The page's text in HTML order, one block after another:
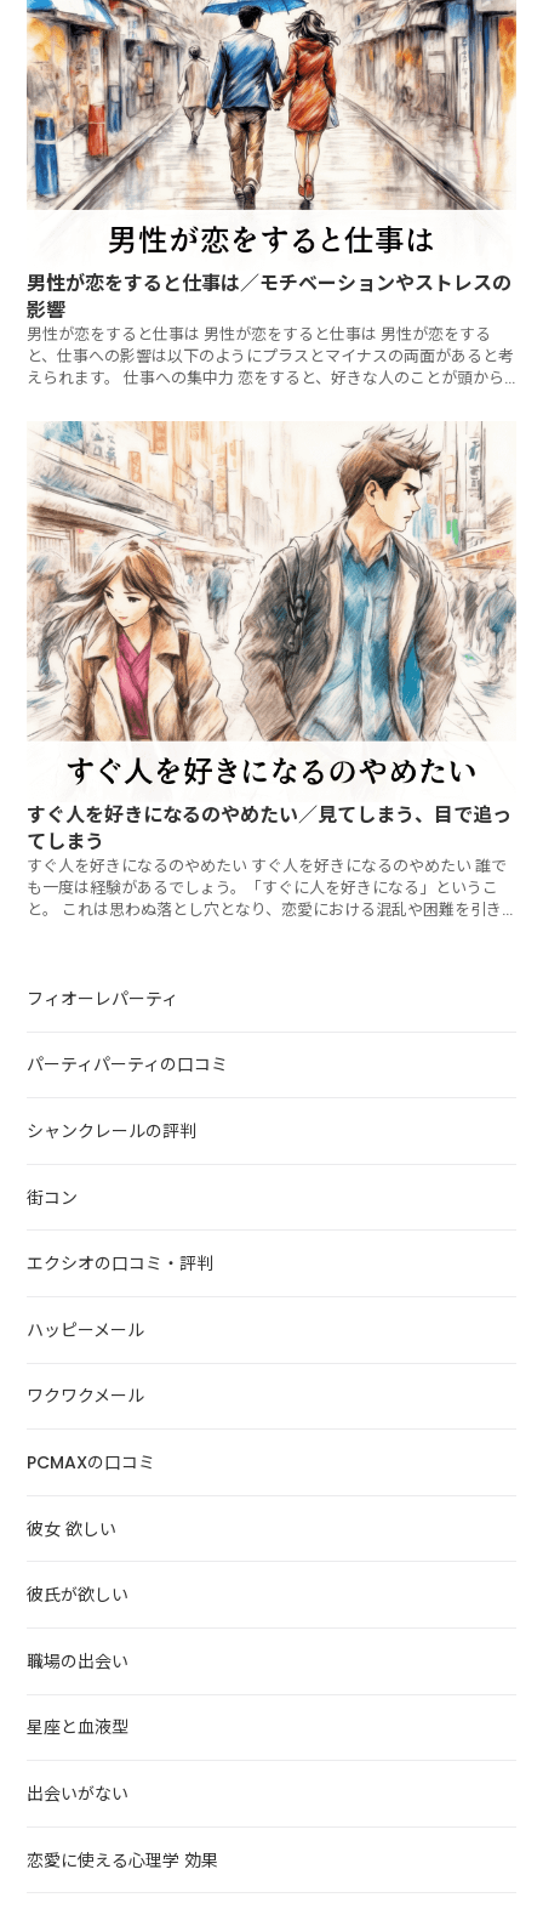
男性が恋をすると仕事は／モチベーションやストレスの
影響
男性が恋をすると仕事は 男性が恋をすると仕事は 男性が恋をする
と、仕事への影響は以下のようにプラスとマイナスの両面があると考
えられます。 仕事への集中力 恋をすると、好きな人のことが頭から
すぐ人を好きになるのやめたい／見てしまう、目で追っ
てしまう
すぐ人を好きになるのやめたい すぐ人を好きになるのやめたい 誰で
も一度は経験があるでしょう。「すぐに人を好きになる」というこ
と。 これは思わぬ落とし穴となり、恋愛における混乱や困難を引き
フィオーレパーティ
パーティパーティの口コミ
シャンクレールの評判
街コン
エクシオの口コミ・評判
ハッピーメール
ワクワクメール
PCMAXの口コミ
彼女 欲しい
彼氏が欲しい
職場の出会い
星座と血液型
出会いがない
恋愛に使える心理学 効果